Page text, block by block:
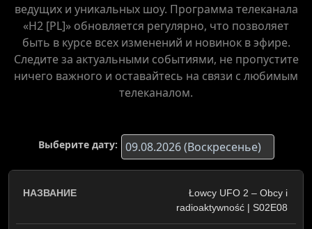
ведущих и уникальных шоу. Программа телеканала
«H2 [PL]» обновляется регулярно, что позволяет
быть в курсе всех изменений и новинок в эфире.
Следите за актуальными событиями, не пропустите
ничего важного и оставайтесь на связи с любимым
телеканалом.
Выберите дату:
Łowcy UFO 2 – Obcy i
radioaktywność | S02E08